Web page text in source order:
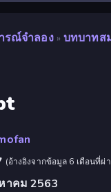
รณ์จำลอง » บทบาทส
(อ้างอิงจากข้อมูล 6 เดือนที่ผ่
าคม 2563